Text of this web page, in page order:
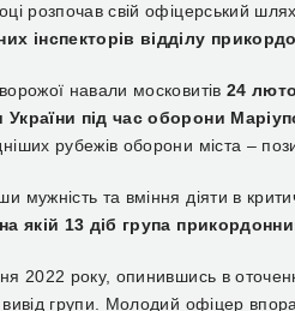
розпочав свій офіцерський шлях
інспекторів відділу
навали московитів 24
під час оборони
рубежів оборони міста –
мужність та вміння діяти в
якій 13 діб група
2022 року, опинившись в
групи. Молодий офіцер